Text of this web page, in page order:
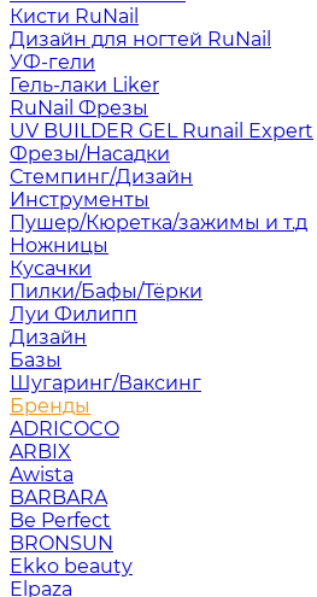
Кисти RuNail
Дизайн для ногтей RuNail
УФ-гели
Гель-лаки Liker
RuNail Фрезы
UV BUILDER GEL Runail Expert
Фрезы/Насадки
Стемпинг/Дизайн
Инструменты
Пушер/Кюретка/зажимы и т.д
Ножницы
Кусачки
Пилки/Бафы/Тёрки
Луи Филипп
Дизайн
Базы
Шугаринг/Ваксинг
Бренды
ADRICOCO
ARBIX
Awista
BARBARA
Be Perfect
BRONSUN
Ekko beauty
Elpaza